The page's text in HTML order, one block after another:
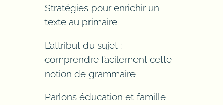
Stratégies pour enrichir un
texte au primaire
L’attribut du sujet :
comprendre facilement cette
notion de grammaire
Parlons éducation et famille